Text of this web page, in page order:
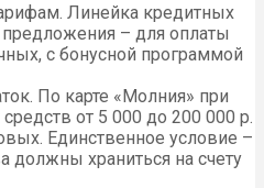
Линейка кредитных
– для оплаты
с бонусной программой
По карте «Молния» при
от 5 000 до 200 000 р.
Единственное условие –
должны храниться на счету